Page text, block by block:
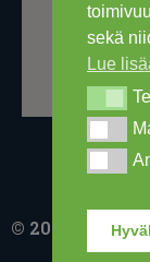
sekä
Lue
© 2016-2026